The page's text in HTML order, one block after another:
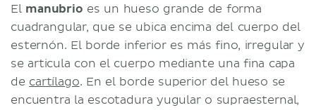
El manubrio es un hueso grande de forma
cuadrangular, que se ubica encima del cuerpo del
esternón. El borde inferior es más fino, irregular y
se articula con el cuerpo mediante una fina capa
de cartílago. En el borde superior del hueso se
encuentra la escotadura yugular o supraesternal,